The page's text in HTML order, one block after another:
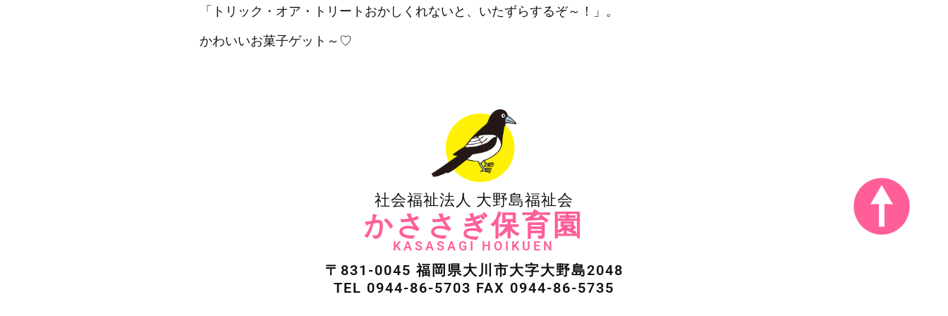
「トリック・オア・トリートおかしくれないと、いたずらするぞ～！」。
かわいいお菓子ゲット～♡
社会福祉法人 大野島福祉会
かささぎ保育園
KASASAGI HOIKUEN
〒831-0045 福岡県大川市大字大野島2048
TEL 0944-86-5703 FAX 0944-86-5735